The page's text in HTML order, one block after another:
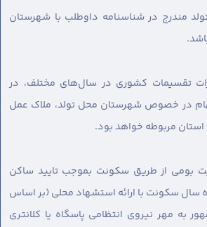
مندرج در شناسنامه داوطلب با شهرستان
تقسیمات کشوری در سال‌های مختلف، در
در خصوص شهرستان محل تولد، ملاک عمل
استان مربوطه خواهد بود.
بومی از طریق سکونت بموجب تایید ساکن
سال سکونت با ارائه استشهاد محلی (بر اساس
به مهر نیروی انتظامی پاسگاه یا کلانتری